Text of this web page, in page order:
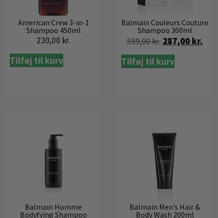
American Crew 3-in-1
Shampoo 450ml
230,00 kr.
Tilføj til kurv
Balmain Couleurs Couture
Shampoo 300ml
359,00kr. 287,00 kr.
Tilføj til kurv
Balmain Homme
Bodyfying Shampoo
Balmain Men’s Hair &
Body Wash 200ml